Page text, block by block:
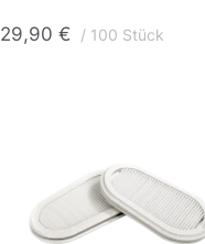
29,90 € 100 Stück